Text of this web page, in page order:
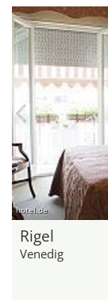
hotel.de
Rigel
Venedig